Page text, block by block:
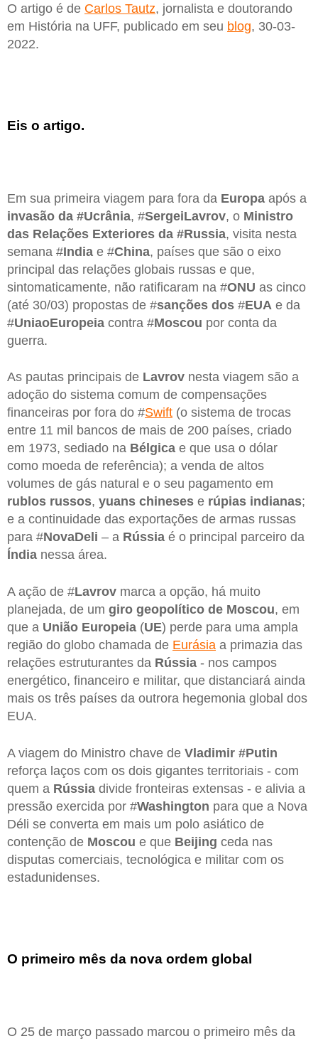
O artigo é de Carlos Tautz, jornalista e doutorando
em História na UFF, publicado em seu blog, 30-03-
2022.
Eis o artigo.
Em sua primeira viagem para fora da Europa após a
invasão da #Ucrânia, #SergeiLavrov, o Ministro
das Relações Exteriores da #Russia, visita nesta
semana #India e #China, países que são o eixo
principal das relações globais russas e que,
sintomaticamente, não ratificaram na #ONU as cinco
(até 30/03) propostas de #sanções dos #EUA e da
#UniaoEuropeia contra #Moscou por conta da
guerra.
As pautas principais de Lavrov nesta viagem são a
adoção do sistema comum de compensações
financeiras por fora do #Swift (o sistema de trocas
entre 11 mil bancos de mais de 200 países, criado
em 1973, sediado na Bélgica e que usa o dólar
como moeda de referência); a venda de altos
volumes de gás natural e o seu pagamento em
rublos russos, yuans chineses e rúpias indianas;
e a continuidade das exportações de armas russas
para #NovaDeli – a Rússia é o principal parceiro da
Índia nessa área.
A ação de #Lavrov marca a opção, há muito
planejada, de um giro geopolítico de Moscou, em
que a União Europeia (UE) perde para uma ampla
região do globo chamada de Eurásia a primazia das
relações estruturantes da Rússia - nos campos
energético, financeiro e militar, que distanciará ainda
mais os três países da outrora hegemonia global dos
EUA.
A viagem do Ministro chave de Vladimir #Putin
reforça laços com os dois gigantes territoriais - com
quem a Rússia divide fronteiras extensas - e alivia a
pressão exercida por #Washington para que a Nova
Déli se converta em mais um polo asiático de
contenção de Moscou e que Beijing ceda nas
disputas comerciais, tecnológica e militar com os
estadunidenses.
O primeiro mês da nova ordem global
O 25 de março passado marcou o primeiro mês da